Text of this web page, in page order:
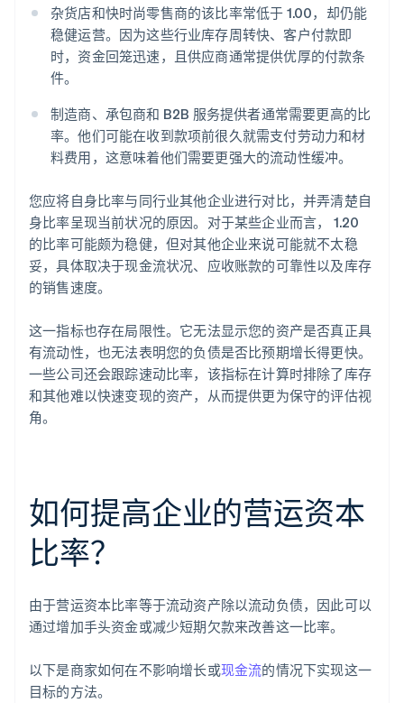
杂货店和快时尚零售商的该比率常低于 1.00，却仍能
稳健运营。因为这些行业库存周转快、客户付款即
时，资金回笼迅速，且供应商通常提供优厚的付款条
件。
制造商、承包商和 B2B 服务提供者通常需要更高的比
率。他们可能在收到款项前很久就需支付劳动力和材
料费用，这意味着他们需要更强大的流动性缓冲。
您应将自身比率与同行业其他企业进行对比，并弄清楚自
身比率呈现当前状况的原因。对于某些企业而言， 1.20
的比率可能颇为稳健，但对其他企业来说可能就不太稳
妥，具体取决于现金流状况、应收账款的可靠性以及库存
的销售速度。
这一指标也存在局限性。它无法显示您的资产是否真正具
有流动性，也无法表明您的负债是否比预期增长得更快。
一些公司还会跟踪速动比率，该指标在计算时排除了库存
和其他难以快速变现的资产，从而提供更为保守的评估视
角。
如何提高企业的营运资本
比率？
由于营运资本比率等于流动资产除以流动负债，因此可以
通过增加手头资金或减少短期欠款来改善这一比率。
以下是商家如何在不影响增长或现金流的情况下实现这一
目标的方法。